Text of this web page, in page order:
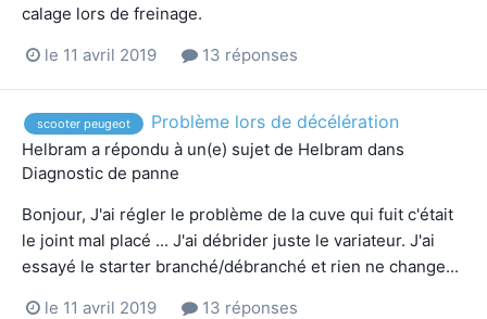
calage lors de freinage.
le 11 avril 2019 13 réponses
scooter peugeot Problème lors de décélération
Helbram a répondu à un(e) sujet de Helbram dans
Diagnostic de panne
Bonjour, J'ai régler le problème de la cuve qui fuit c'était
le joint mal placé ... J'ai débrider juste le variateur. J'ai
essayé le starter branché/débranché et rien ne change...
le 11 avril 2019 13 réponses